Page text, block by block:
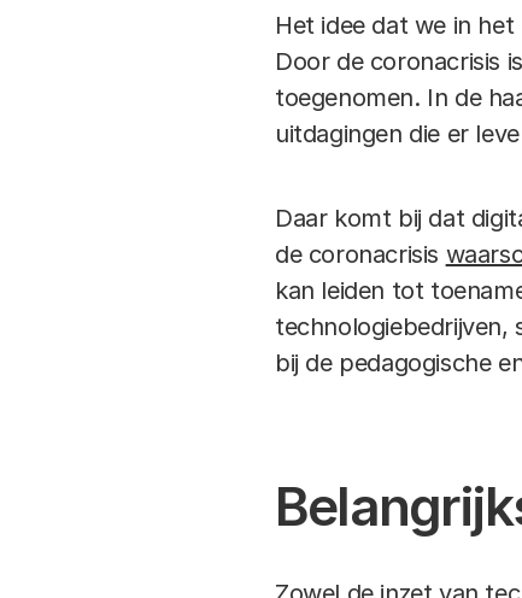
Het idee dat we in
Door de coronacrisis
toegenomen. In de
uitdagingen die er
Daar komt bij dat
de coronacrisis
kan leiden tot
technologiebedrijven,
bij de pedagogische